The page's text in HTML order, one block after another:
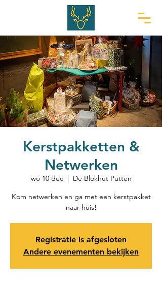
Kerstpakketten &
Netwerken
wo 10 dec
  |
De Blokhut Putten
Kom netwerken en ga met een kerstpakket
naar huis!
Registratie is afgesloten
Andere evenementen bekijken